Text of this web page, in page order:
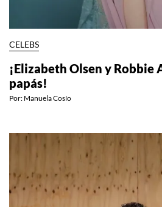
CELEBS
¡Elizabeth Olsen y Robbie
papás!
Por: Manuela Cosío